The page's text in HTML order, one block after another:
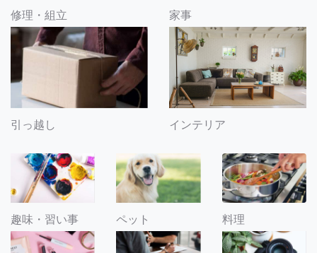
修理・組立 家事
引っ越し インテリア
趣味・習い事 ペット 料理